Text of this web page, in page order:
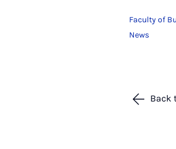
Faculty of
News
Back